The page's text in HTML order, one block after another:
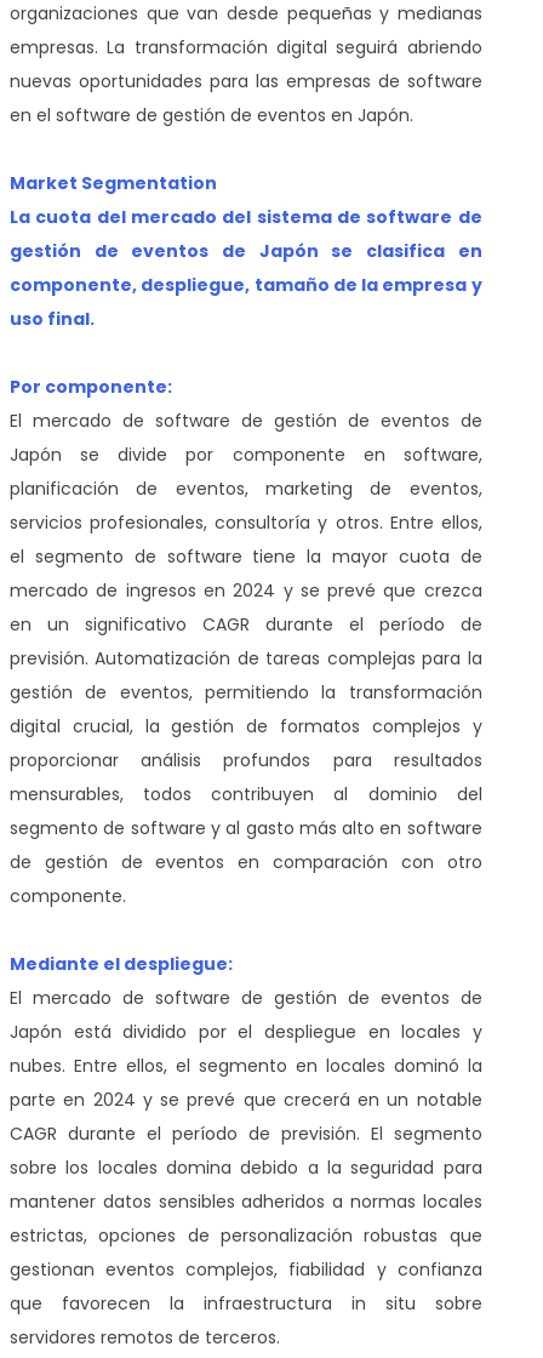
organizaciones que van desde pequeñas y medianas
empresas. La transformación digital seguirá abriendo
nuevas oportunidades para las empresas de software
en el software de gestión de eventos en Japón.
Market Segmentation
La cuota del mercado del sistema de software de
gestión de eventos de Japón se clasifica en
componente, despliegue, tamaño de la empresa y
uso final.
Por componente:
El mercado de software de gestión de eventos de
Japón se divide por componente en software,
planificación de eventos, marketing de eventos,
servicios profesionales, consultoría y otros. Entre ellos,
el segmento de software tiene la mayor cuota de
mercado de ingresos en 2024 y se prevé que crezca
en un significativo CAGR durante el período de
previsión. Automatización de tareas complejas para la
gestión de eventos, permitiendo la transformación
digital crucial, la gestión de formatos complejos y
proporcionar análisis profundos para resultados
mensurables, todos contribuyen al dominio del
segmento de software y al gasto más alto en software
de gestión de eventos en comparación con otro
componente.
Mediante el despliegue:
El mercado de software de gestión de eventos de
Japón está dividido por el despliegue en locales y
nubes. Entre ellos, el segmento en locales dominó la
parte en 2024 y se prevé que crecerá en un notable
CAGR durante el período de previsión. El segmento
sobre los locales domina debido a la seguridad para
mantener datos sensibles adheridos a normas locales
estrictas, opciones de personalización robustas que
gestionan eventos complejos, fiabilidad y confianza
que favorecen la infraestructura in situ sobre
servidores remotos de terceros.